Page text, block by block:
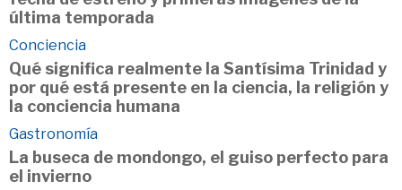
última temporada
Conciencia
Qué significa realmente la Santísima Trinidad y
por qué está presente en la ciencia, la religión y
la conciencia humana
Gastronomía
La buseca de mondongo, el guiso perfecto para
el invierno